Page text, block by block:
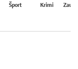
Šport Krimi